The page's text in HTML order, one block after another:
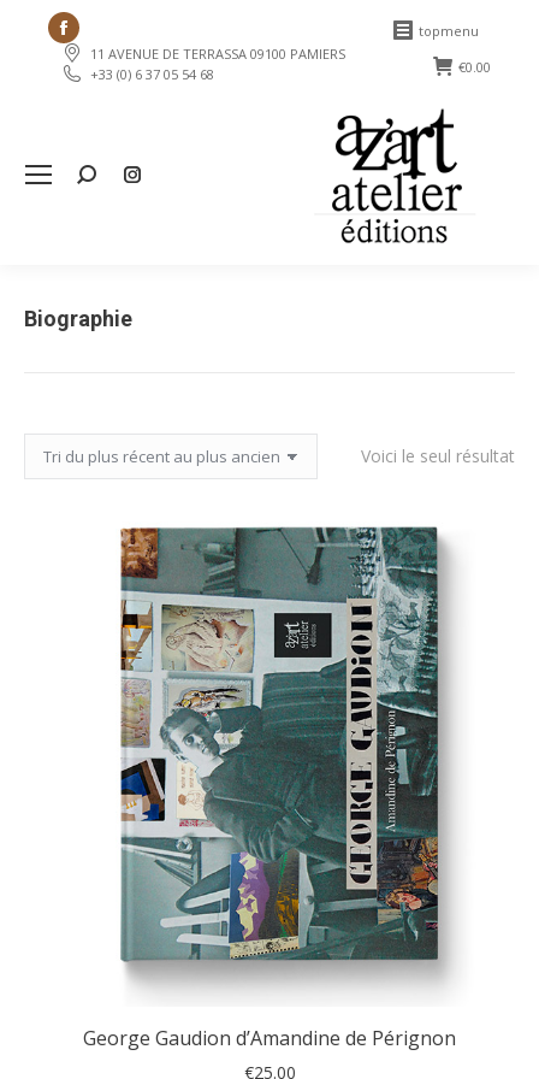
Facebook
page
opens
window
11 AVENUE DE TERRASSA 09100 PAMIERS
+33 (0) 6 37 05 54 68
topmenu
€0.00
Search:
Biographie
Voici le seul résultat
George Gaudion d’Amandine de Pérignon
€25.00